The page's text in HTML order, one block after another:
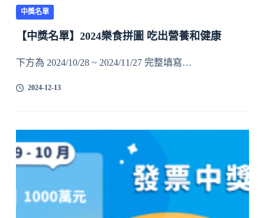
中獎名單
【中獎名單】2024樂食拼圖 吃出營養和健康
下方為 2024/10/28 ~ 2024/11/27 完整填寫…
2024-12-13